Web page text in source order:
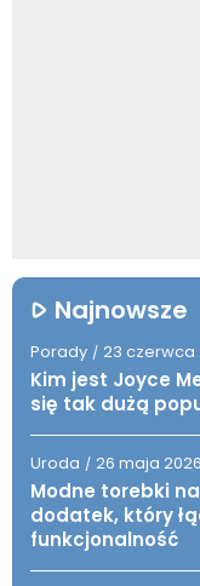
Najnowsze
Porady / 23 czerwca
Kim jest Joyce
się tak dużą
Uroda / 26 maja 2026
Modne torebki
dodatek, który
funkcjonalność